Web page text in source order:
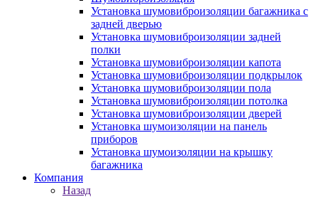
Установка шумовиброизоляции багажника с
задней дверью
Установка шумовиброизоляции задней
полки
Установка шумовиброизоляции капота
Установка шумовиброизоляции подкрылок
Установка шумовиброизоляции пола
Установка шумовиброизоляции потолка
Установка шумовиброизоляции дверей
Установка шумоизоляции на панель
приборов
Установка шумоизоляции на крышку
багажника
Компания
Назад